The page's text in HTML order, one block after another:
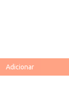
Adicionar